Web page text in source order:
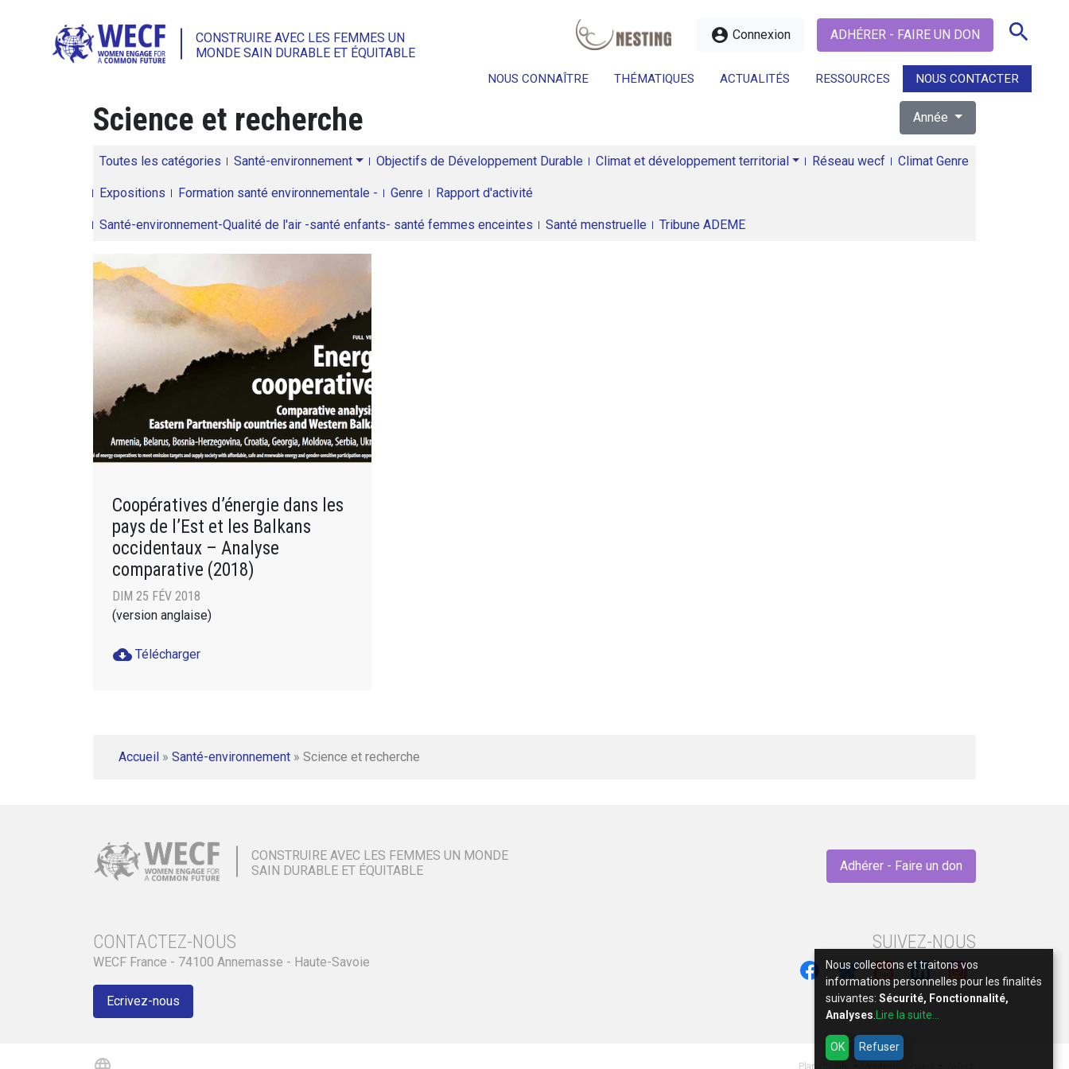
CONSTRUIRE AVEC LES FEMMES UN
MONDE SAIN DURABLE ET ÉQUITABLE
account_circle Connexion ADHÉRER - FAIRE UN DON search
NOUS CONNAÎTRE THÉMATIQUES ACTUALITÉS RESSOURCES NOUS CONTACTER
search
Science et recherche Année
Toutes les catégories Santé-environnement Objectifs de Développement Durable Climat et développement territorial Réseau wecf Climat Genre
Expositions Formation santé environnementale - Genre Rapport d'activité
Santé-environnement-Qualité de l'air -santé enfants- santé femmes enceintes Santé menstruelle Tribune ADEME
Coopératives d’énergie dans les
pays de l’Est et les Balkans
occidentaux – Analyse
comparative (2018)
DIM 25 FÉV 2018
(version anglaise)
cloud_download Télécharger
Accueil » Santé-environnement » Science et recherche
CONSTRUIRE AVEC LES FEMMES UN MONDE
SAIN DURABLE ET ÉQUITABLE
Adhérer - Faire un don
CONTACTEZ-NOUS
WECF France - 74100 Annemasse - Haute-Savoie
Ecrivez-nous
SUIVEZ-NOUS
Plan du site -
Nous collectons et traitons vos
informations personnelles pour les finalités
suivantes: Sécurité, Fonctionnalité,
Analyses
Lire la suite...
OK Refuser